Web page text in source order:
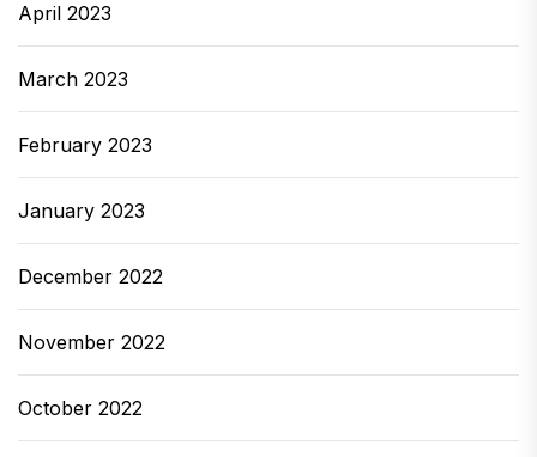
April 2023
March 2023
February 2023
January 2023
December 2022
November 2022
October 2022